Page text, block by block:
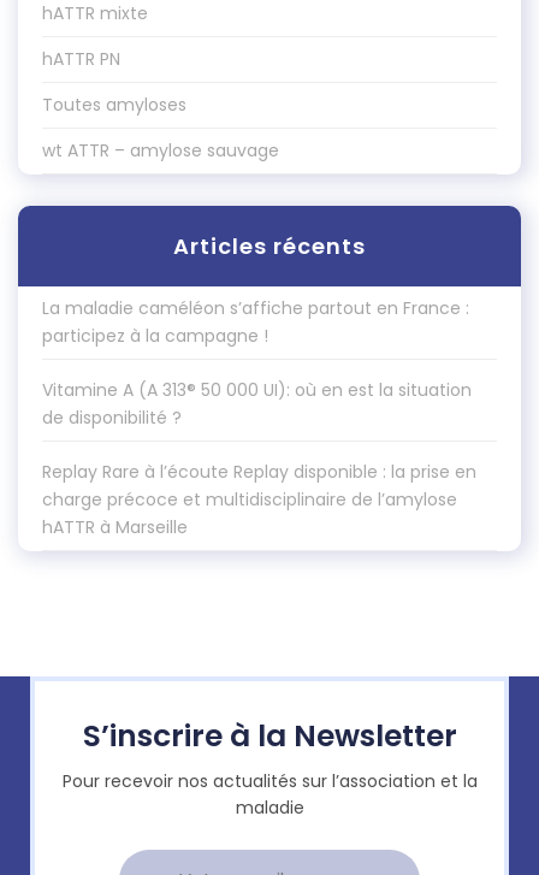
hATTR mixte
hATTR PN
Toutes amyloses
wt ATTR – amylose sauvage
Articles récents
La maladie caméléon s’affiche partout en France :
participez à la campagne !
Vitamine A (A 313® 50 000 UI): où en est la situation
de disponibilité ?
Replay Rare à l’écoute Replay disponible : la prise en
charge précoce et multidisciplinaire de l’amylose
hATTR à Marseille
S’inscrire à la Newsletter
Pour recevoir nos actualités sur l’association et la
maladie